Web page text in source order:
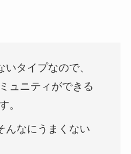
タイプなので、
ュニティができる
。
んなにうまくない